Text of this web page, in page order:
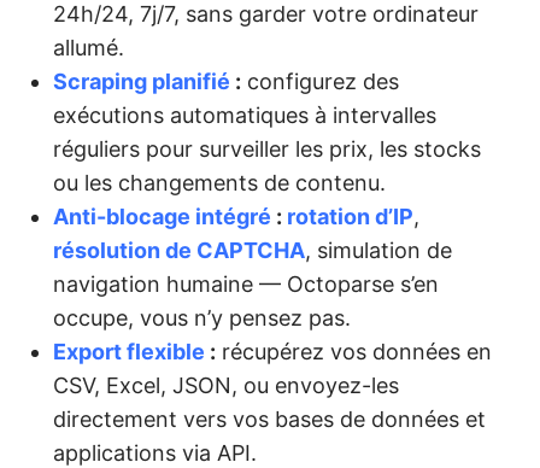
24h/24, 7j/7, sans garder votre ordinateur
allumé.
Scraping planifié : configurez des
exécutions automatiques à intervalles
réguliers pour surveiller les prix, les stocks
ou les changements de contenu.
Anti-blocage intégré : rotation d’IP,
résolution de CAPTCHA, simulation de
navigation humaine — Octoparse s’en
occupe, vous n’y pensez pas.
Export flexible : récupérez vos données en
CSV, Excel, JSON, ou envoyez-les
directement vers vos bases de données et
applications via API.